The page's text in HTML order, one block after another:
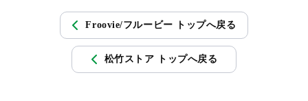
Froovie/フルービー トップへ戻る
松竹ストア トップへ戻る